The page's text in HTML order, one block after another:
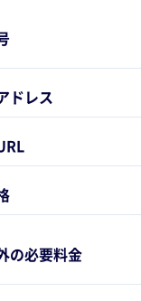
ドレス
の必要料金